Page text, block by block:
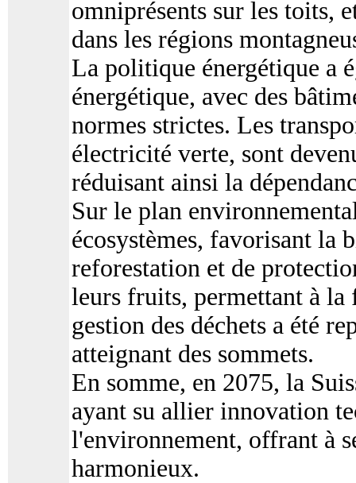
omniprésents sur les toits,
dans les régions
La politique énergétique a
énergétique, avec des
normes strictes. Les
électricité verte, sont
réduisant ainsi la
Sur le plan
écosystèmes, favorisant la
reforestation et de
leurs fruits, permettant à la
gestion des déchets a été
atteignant des sommets.
En somme, en 2075, la
ayant su allier innovation
l'environnement, offrant à
harmonieux.